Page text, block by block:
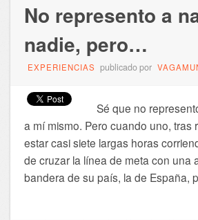
No represento a
nadie, pero…
EXPERIENCIAS publicado por
Sé que no
a mí mismo. Pero cuando uno, tras
estar casi siete largas horas
de cruzar la línea de meta con una
bandera de su país, la de España,